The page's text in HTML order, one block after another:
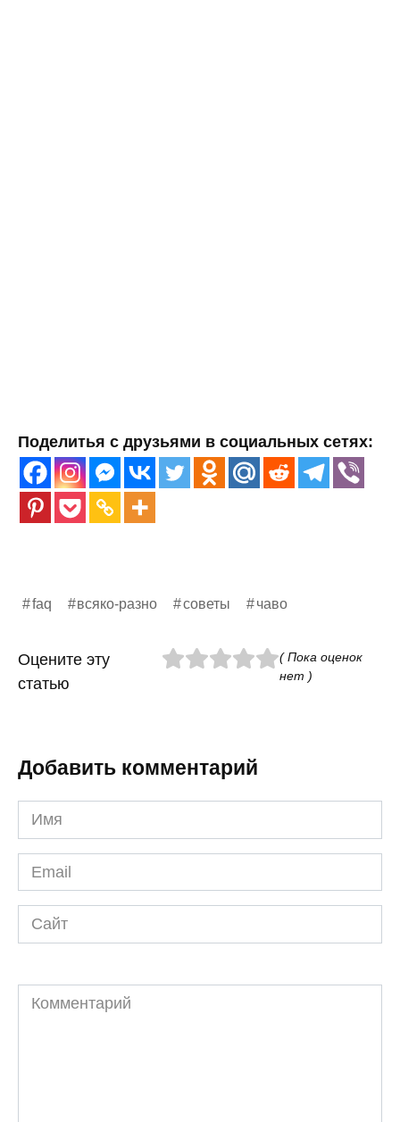
Поделитья с друзьями в социальных сетях:
faq всяко-разно советы чаво
Оцените эту
статью
( Пока оценок
нет )
Добавить комментарий
Имя
*
Email
*
Сайт
Комментарий